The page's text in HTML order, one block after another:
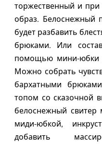
торжественный и
образ. Белоснежный
будет разбавить
брюками. Или
помощью мини-юбки
Можно собрать
бархатными
топом со сказочной
белоснежный свитер
миди-юбкой,
добавить